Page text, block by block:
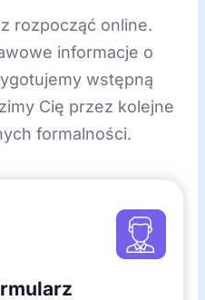
rozpocząć online.
informacje o
wstępną
Cię przez kolejne
formalności.